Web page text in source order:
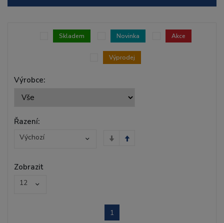
Výrobce:
Skladem Novinka Akce
Výprodej
Řazení:
Výchozí
Zobrazit
12
1